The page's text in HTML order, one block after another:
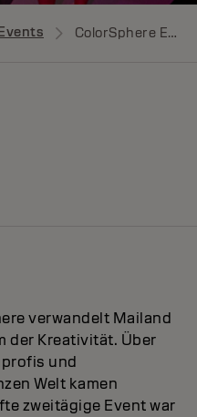
ColorSphere Event
verwandelt Mailand
der Kreativität. Über
und
Welt kamen
zweitägige Event war